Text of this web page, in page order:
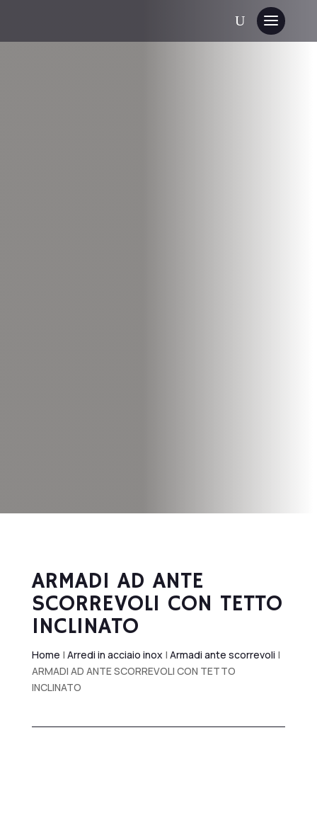
ARMADI AD ANTE
SCORREVOLI CON TETTO
INCLINATO
Home | Arredi in acciaio inox | Armadi ante scorrevoli |
ARMADI AD ANTE SCORREVOLI CON TETTO
INCLINATO